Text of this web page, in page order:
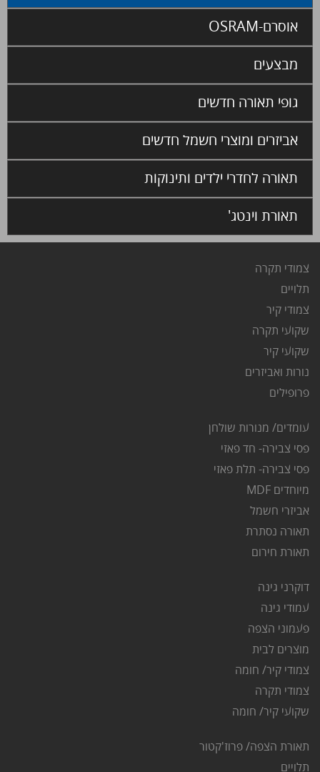
אוסרם-OSRAM
מבצעים
גופי תאורה חדשים
אביזרים ומוצרי חשמל חדשים
תאורה לחדרי ילדים ותינוקות
תאורת וינטג'
צמודי תקרה
תלויים
צמודי קיר
שקועי תקרה
שקועי קיר
נורות ואביזרים
פרופילים
עומדים/ מנורות שולחן
פסי צבירה- חד פאזי
פסי צבירה- תלת פאזי
מיוחדים MDF
אביזרי חשמל
תאורה נסתרת
תאורת חירום
דוקרני גינה
עמודי גינה
פעמוני הצפה
מוצרים לבית
צמודי קיר/ חומה
צמודי תקרה
שקועי קיר/ חומה
תאורת הצפה/ פרוז'קטור
תלויים